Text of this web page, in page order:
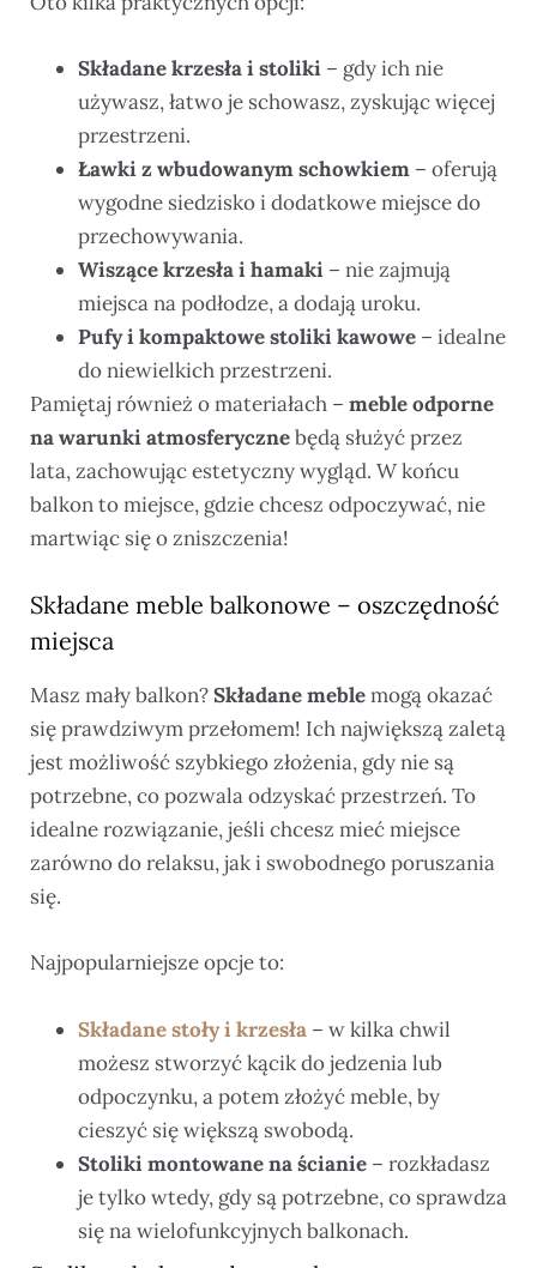
Składane krzesła i stoliki – gdy ich nie
używasz, łatwo je schowasz, zyskując więcej
przestrzeni.
Ławki z wbudowanym schowkiem – oferują
wygodne siedzisko i dodatkowe miejsce do
przechowywania.
Wiszące krzesła i hamaki – nie zajmują
miejsca na podłodze, a dodają uroku.
Pufy i kompaktowe stoliki kawowe – idealne
do niewielkich przestrzeni.
Pamiętaj również o materiałach – meble odporne
na warunki atmosferycznebędą służyć przez
lata, zachowując estetyczny wygląd. W końcu
balkon to miejsce, gdzie chcesz odpoczywać, nie
martwiąc się o zniszczenia!
Składane meble balkonowe – oszczędność
miejsca
Masz mały balkon?Składane meblemogą okazać
się prawdziwym przełomem! Ich największą zaletą
jest możliwość szybkiego złożenia, gdy nie są
potrzebne, co pozwala odzyskać przestrzeń. To
idealne rozwiązanie, jeśli chcesz mieć miejsce
zarówno do relaksu, jak i swobodnego poruszania
się.
Najpopularniejsze opcje to:
Składane stoły i krzesła – w kilka chwil
możesz stworzyć kącik do jedzenia lub
odpoczynku, a potem złożyć meble, by
cieszyć się większą swobodą.
Stoliki montowane na ścianie – rozkładasz
je tylko wtedy, gdy są potrzebne, co sprawdza
się na wielofunkcyjnych balkonach.